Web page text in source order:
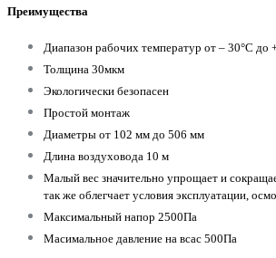
Преимущества
Диапазон рабочих температур от – 30°С до
Толщина 30мкм
Экологически безопасен
Простой монтаж
Диаметры от 102 мм до 506 мм
Длина воздуховода 10 м
Малый вес значительно упрощает и
так же облегчает условия эксплуатации,
Максимальный напор 2500Па
Масимальное давление на всас 500Па